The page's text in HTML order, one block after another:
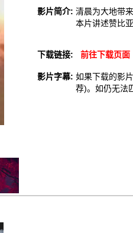
影片简介: 清晨为大地带
本片讲述赞比
下载链接: 前往下载页面
影片字幕: 如果下载的影
荐)。如仍无法